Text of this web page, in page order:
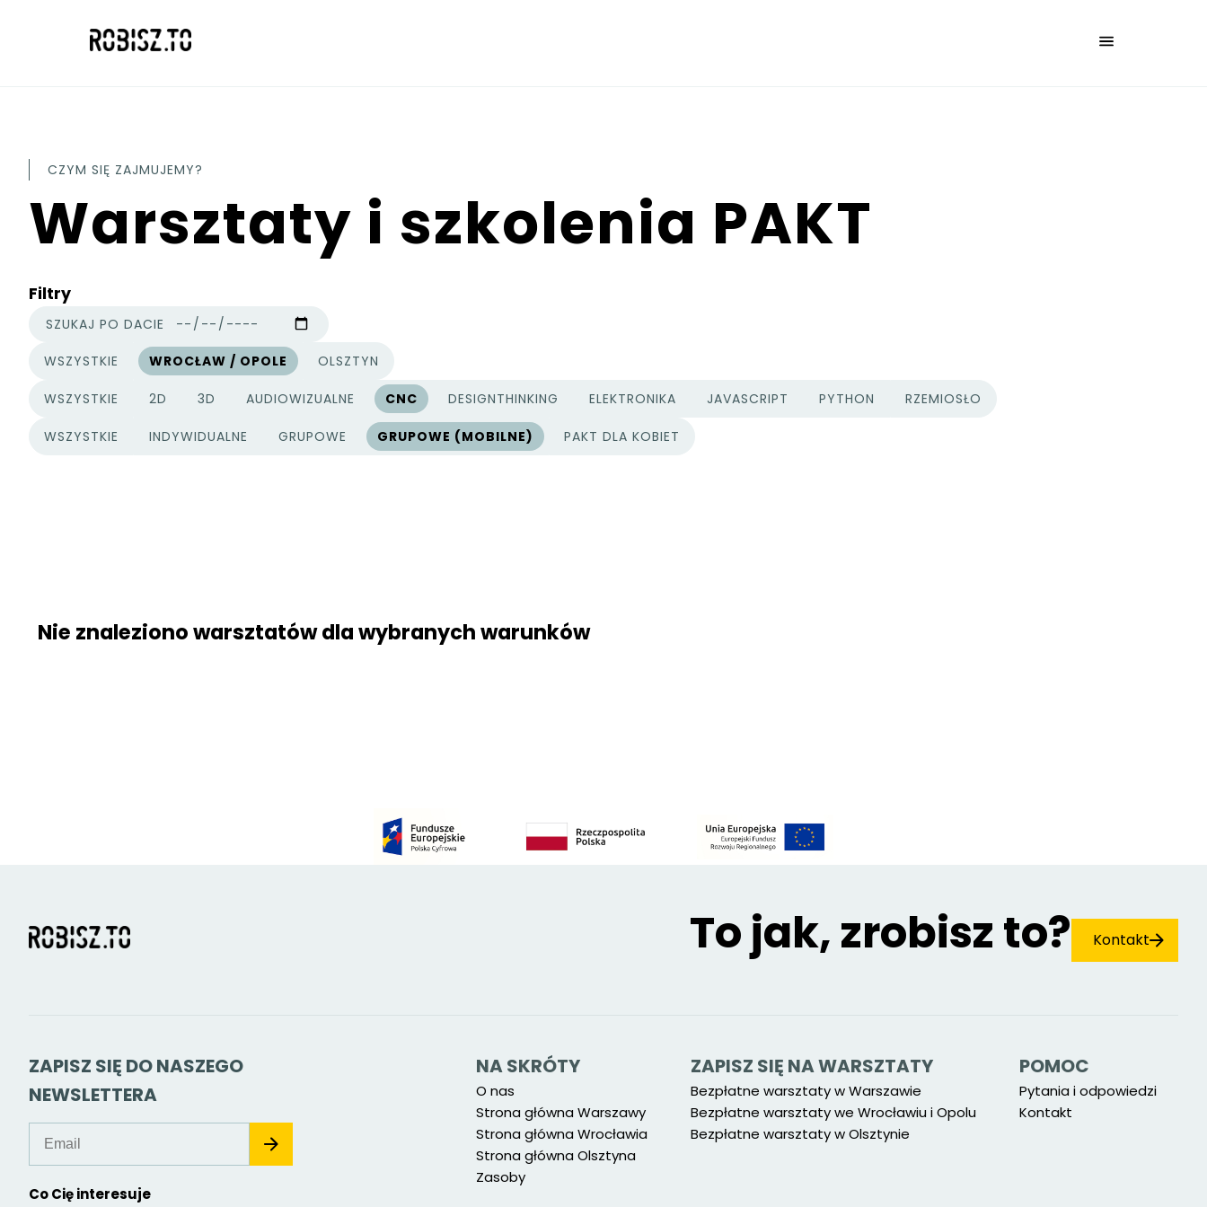
CZYM SIĘ ZAJMUJEMY?
Warsztaty i szkolenia PAKT
Filtry
SZUKAJ PO DACIE
WSZYSTKIE
MIASTA
WROCŁAW / OPOLE OLSZTYN
WSZYSTKIE
KATEGORIE PROJEKTÓW
2D 3D AUDIOWIZUALNE CNC DESIGNTHINKING ELEKTRONIKA JAVASCRIPT PYTHON RZEMIOSŁO
WSZYSTKIE
TYPY PROJEKTÓW
INDYWIDUALNE GRUPOWE GRUPOWE (MOBILNE) PAKT DLA KOBIET
Nie znaleziono warsztatów dla wybranych warunków
To jak, zrobisz to? Kontakt
ZAPISZ SIĘ DO NASZEGO
NEWSLETTERA
Co Cię interesuje
NA SKRÓTY
O nas
Strona główna Warszawy
Strona główna Wrocławia
Strona główna Olsztyna
Zasoby
ZAPISZ SIĘ NA WARSZTATY
Bezpłatne warsztaty w Warszawie
Bezpłatne warsztaty we Wrocławiu i Opolu
Bezpłatne warsztaty w Olsztynie
POMOC
Pytania i odpowiedzi
Kontakt